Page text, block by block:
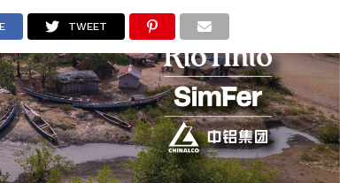
TWEET